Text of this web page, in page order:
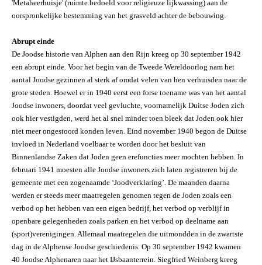
'Metaheerhuisje' (ruimte bedoeld voor religieuze lijkwassing) aan de
oorspronkelijke bestemming van het grasveld achter de bebouwing.
Abrupt einde
De Joodse historie van Alphen aan den Rijn kreeg op 30 september 1942
een abrupt einde. Voor het begin van de Tweede Wereldoorlog nam het
aantal Joodse gezinnen al sterk af omdat velen van hen verhuisden naar de
grote steden. Hoewel er in 1940 eerst een forse toename was van het aantal
Joodse inwoners, doordat veel gevluchte, voornamelijk Duitse Joden zich
ook hier vestigden, werd het al snel minder toen bleek dat Joden ook hier
niet meer ongestoord konden leven. Eind november 1940 begon de Duitse
invloed in Nederland voelbaar te worden door het besluit van
Binnenlandse Zaken dat Joden geen erefuncties meer mochten hebben. In
februari 1941 moesten alle Joodse inwoners zich laten registreren bij de
gemeente met een zogenaamde ‘Joodverklaring’. De maanden daarna
werden er steeds meer maatregelen genomen tegen de Joden zoals een
verbod op het hebben van een eigen bedrijf, het verbod op verblijf in
openbare gelegenheden zoals parken en het verbod op deelname aan
(sport)verenigingen. Allemaal maatregelen die uitmondden in de zwartste
dag in de Alphense Joodse geschiedenis. Op 30 september 1942 kwamen
40 Joodse Alphenaren naar het IJsbaanterrein. Siegfried Weinberg kreeg